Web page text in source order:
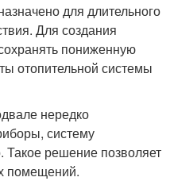
для длительного
Для создания
пониженную
отопительной системы
нередко
систему
Такое решение позволяет
помещений.